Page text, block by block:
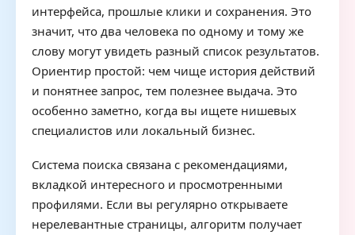
интерфейса, прошлые клики и сохранения. Это
значит, что два человека по одному и тому же
слову могут увидеть разный список результатов.
Ориентир простой: чем чище история действий
и понятнее запрос, тем полезнее выдача. Это
особенно заметно, когда вы ищете нишевых
специалистов или локальный бизнес.
Система поиска связана с рекомендациями,
вкладкой интересного и просмотренными
профилями. Если вы регулярно открываете
нерелевантные страницы, алгоритм получает